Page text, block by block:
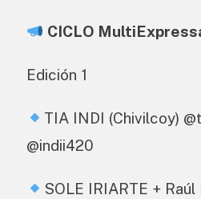
CICLO
Edición 1
TIA INDI (Chivilcoy)
@indii420
SOLE IRIARTE + Raúl